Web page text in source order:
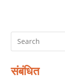
संबंधित